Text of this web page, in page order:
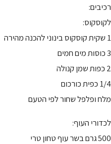
רכיבים:
לקוסקוס:
1 שקית קוסקוס בינוני להכנה מהירה
3 כוסות מים חמים
2 כפות שמן קנולה
1/4 כפית כורכום
מלח ופלפל שחור לפי הטעם
לכדורי העוף:
500 גרם בשר עוף טחון טרי